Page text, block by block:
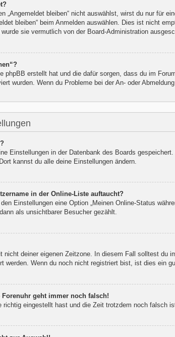
„Angemeldet bleiben“ nicht auswählst, wirst du nur für
bleiben“ beim Anmelden auswählen. Dies ist nicht
sie vermutlich von der Board-Administration
phpBB erstellt hat und die dafür sorgen, dass du im
wurden. Wenn du Probleme bei der An- oder
Einstellungen in der Datenbank des Boards
kannst du alle deine Einstellungen ändern.
in der Online-Liste auftaucht?
Einstellungen eine Option „Meinen Online-Status
als unsichtbarer Besucher gezählt.
nicht deiner eigenen Zeitzone. In diesem Fall solltest
werden. Wenn du noch nicht registriert bist, ist dies ein
geht immer noch falsch!
eingestellt hast und die Zeit trotzdem noch falsch